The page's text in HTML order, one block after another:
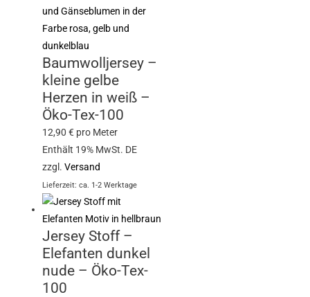
Baumwolljersey –
kleine gelbe
Herzen in weiß –
Öko-Tex-100
12,90€ pro Meter
Enthält 19% MwSt. DE
zzgl.Versand
Lieferzeit: ca. 1-2 Werktage
Jersey Stoff –
Elefanten dunkel
nude – Öko-Tex-
100